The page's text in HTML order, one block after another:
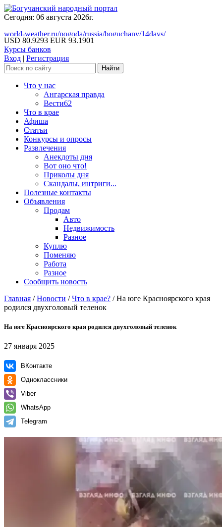
Сегодня: 06 августа 2026г.
world-weather.ru/pogoda/russia/boguchany/14days/
USD 80.9293 EUR 93.1901
Курсы банков
Вход | Регистрация
Что у нас
Ангарская правда
Вести62
Что в крае
Афиша
Статьи
Конкурсы и опросы
Развлечения
Анекдоты дня
Вот оно что!
Приколы дня
Скандалы, интриги...
Полезные контакты
Объявления
Продам
Авто
Недвижимость
Разное
Куплю
Поменяю
Работа
Разное
Сообщить новость
Главная /Новости /Что в крае? /На юге Красноярского края
родился двухголовый теленок
На юге Красноярского края родился двухголовый теленок
27 января 2025
ВКонтакте
Одноклассники
Viber
WhatsApp
Telegram